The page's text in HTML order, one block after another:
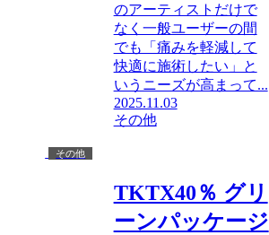
のアーティストだけで
なく一般ユーザーの間
でも「痛みを軽減して
快適に施術したい」と
いうニーズが高まって...
2025.11.03
その他
その他
TKTX40％ グリ
ーンパッケージ